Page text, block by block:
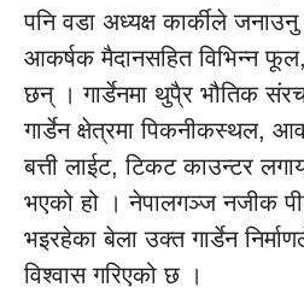
पनि वडा अध्यक्ष कार्कीले जनाउनु
आकर्षक मैदानसहित विभिन्न
छन् । गार्डेनमा थुपै्र भौतिक
गार्डेन क्षेत्रमा पिकनीकस्थल,
बत्ती लाईट, टिकट काउन्टर
भएको हो । नेपालगञ्ज नजीक
भइरहेका बेला उक्त गार्डेन
विश्वास गरिएको छ ।